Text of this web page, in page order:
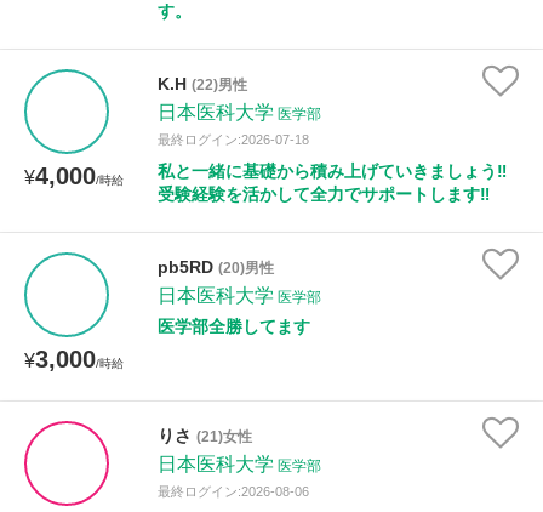
す。
¥4,000/時給
K.H (22)男性
日本医科大学 医学部
最終ログイン:2026-07-18
私と一緒に基礎から積み上げていきましょう‼️
受験経験を活かして全力でサポートします‼️
¥3,000/時給
pb5RD (20)男性
日本医科大学 医学部
医学部全勝してます
りさ (21)女性
日本医科大学 医学部
最終ログイン:2026-08-06
性別